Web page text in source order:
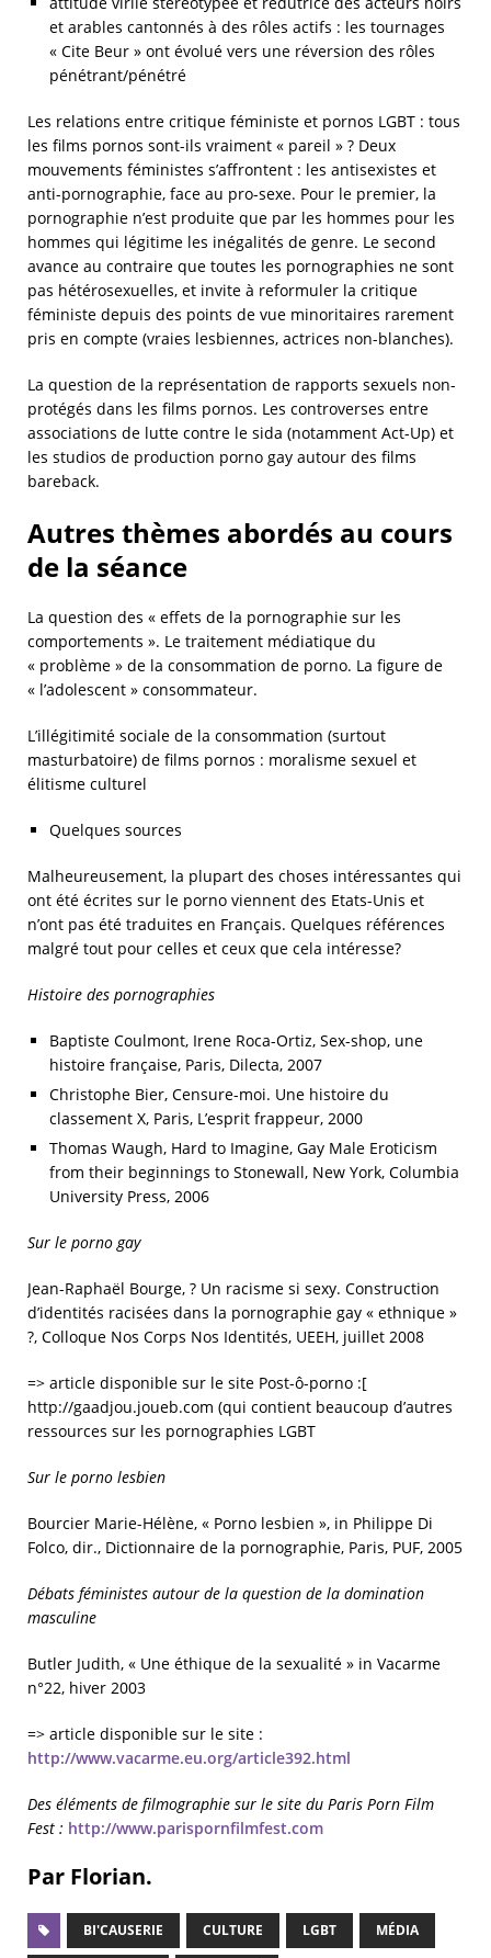
et arables cantonnés à des rôles actifs : les tournages
« Cite Beur » ont évolué vers une réversion des rôles
pénétrant/pénétré
Les relations entre critique féministe et pornos LGBT : tous
les films pornos sont-ils vraiment « pareil » ? Deux
mouvements féministes s’affrontent : les antisexistes et
anti-pornographie, face au pro-sexe. Pour le premier, la
pornographie n’est produite que par les hommes pour les
hommes qui légitime les inégalités de genre. Le second
avance au contraire que toutes les pornographies ne sont
pas hétérosexuelles, et invite à reformuler la critique
féministe depuis des points de vue minoritaires rarement
pris en compte (vraies lesbiennes, actrices non-blanches).
La question de la représentation de rapports sexuels non-
protégés dans les films pornos. Les controverses entre
associations de lutte contre le sida (notamment Act-Up) et
les studios de production porno gay autour des films
bareback.
Autres thèmes abordés au cours
de la séance
La question des « effets de la pornographie sur les
comportements ». Le traitement médiatique du
« problème » de la consommation de porno. La figure de
« l’adolescent » consommateur.
L’illégitimité sociale de la consommation (surtout
masturbatoire) de films pornos : moralisme sexuel et
élitisme culturel
Quelques sources
Malheureusement, la plupart des choses intéressantes qui
ont été écrites sur le porno viennent des Etats-Unis et
n’ont pas été traduites en Français. Quelques références
malgré tout pour celles et ceux que cela intéresse?
Histoire des pornographies
Baptiste Coulmont, Irene Roca-Ortiz, Sex-shop, une
histoire française, Paris, Dilecta, 2007
Christophe Bier, Censure-moi. Une histoire du
classement X, Paris, L’esprit frappeur, 2000
Thomas Waugh, Hard to Imagine, Gay Male Eroticism
from their beginnings to Stonewall, New York, Columbia
University Press, 2006
Sur le porno gay
Jean-Raphaël Bourge, ? Un racisme si sexy. Construction
d’identités racisées dans la pornographie gay « ethnique »
?, Colloque Nos Corps Nos Identités, UEEH, juillet 2008
=> article disponible sur le site Post-ô-porno :[
http://gaadjou.joueb.com (qui contient beaucoup d’autres
ressources sur les pornographies LGBT
Sur le porno lesbien
Bourcier Marie-Hélène, « Porno lesbien », in Philippe Di
Folco, dir., Dictionnaire de la pornographie, Paris, PUF, 2005
Débats féministes autour de la question de la domination
masculine
Butler Judith, « Une éthique de la sexualité » in Vacarme
n°22, hiver 2003
=> article disponible sur le site :
http://www.vacarme.eu.org/article392.html
Des éléments de filmographie sur le site du Paris Porn Film
Fest : http://www.parispornfilmfest.com
Par Florian.
BI'CAUSERIE CULTURE LGBT MÉDIA